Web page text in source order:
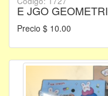
E JGO
Precio $ 10.00